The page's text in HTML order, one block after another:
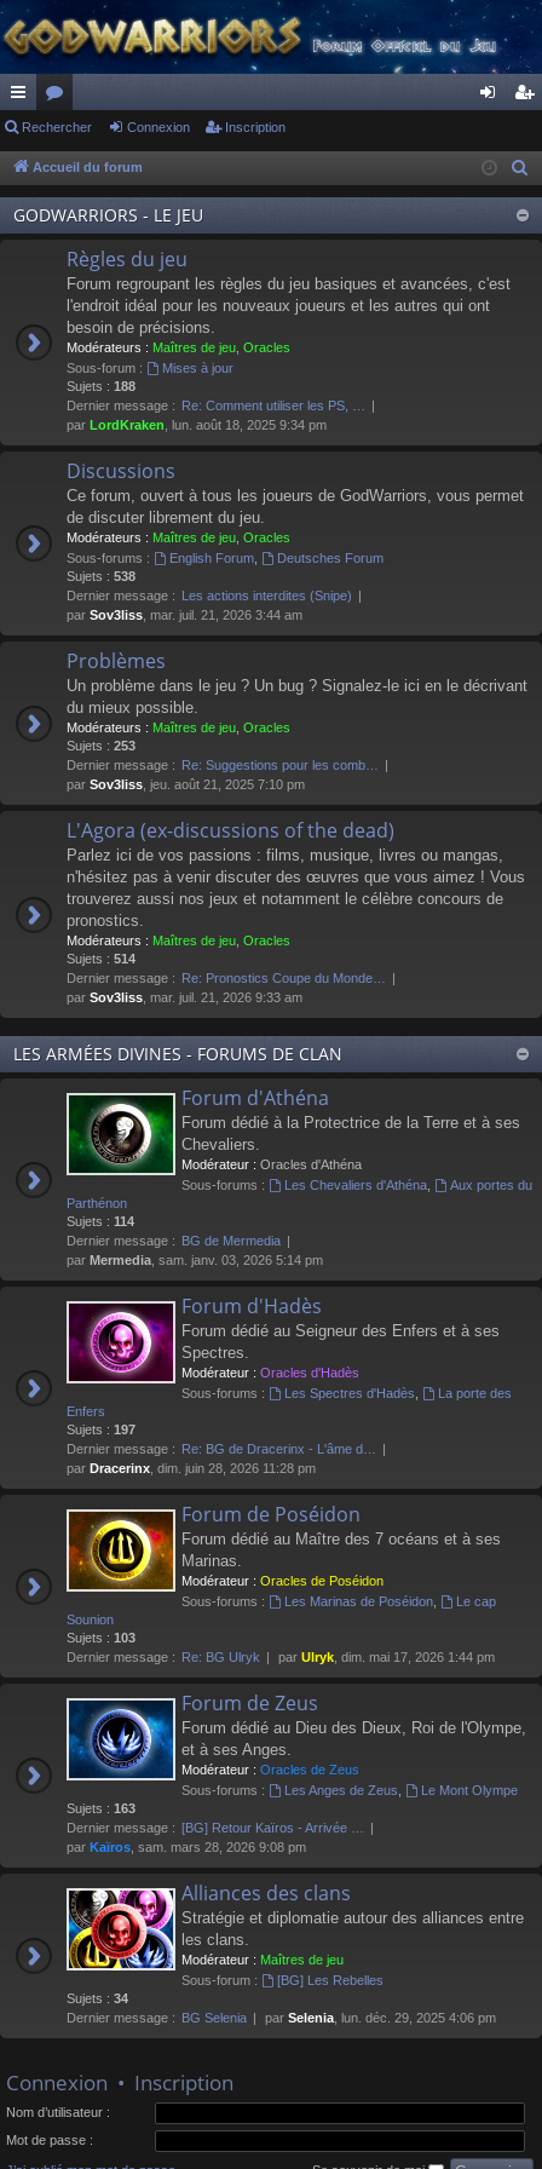
ac
co
ur
ci
or
u
m
s
ne
xi
on
cri
pti
on
Rechercher Connexion Inscription
Accueil du forum
GODWARRIORS - LE JEU
Règles du jeu
Forum regroupant les règles du jeu basiques et avancées, c'est
l'endroit idéal pour les nouveaux joueurs et les autres qui ont
besoin de précisions.
Modérateurs : Maîtres de jeu Oracles
Sous-forum :
Mises à jour
Sujets : 188
Dernier message : Re: Comment utiliser les PS, …
par LordKraken , lun. août 18, 2025 9:34 pm
Discussions
Ce forum, ouvert à tous les joueurs de GodWarriors, vous permet
de discuter librement du jeu.
Modérateurs : Maîtres de jeu Oracles
Sous-forums :
English Forum,
Deutsches Forum
Sujets : 538
Dernier message : Les actions interdites (Snipe)
par Sov3liss , mar. juil. 21, 2026 3:44 am
Problèmes
Un problème dans le jeu ? Un bug ? Signalez-le ici en le décrivant
du mieux possible.
Modérateurs : Maîtres de jeu Oracles
Sujets : 253
Dernier message : Re: Suggestions pour les comb…
par Sov3liss , jeu. août 21, 2025 7:10 pm
L'Agora (ex-discussions of the dead)
Parlez ici de vos passions : films, musique, livres ou mangas,
n'hésitez pas à venir discuter des œuvres que vous aimez ! Vous
trouverez aussi nos jeux et notamment le célèbre concours de
pronostics.
Modérateurs : Maîtres de jeu Oracles
Sujets : 514
Dernier message : Re: Pronostics Coupe du Monde…
par Sov3liss , mar. juil. 21, 2026 9:33 am
LES ARMÉES DIVINES - FORUMS DE CLAN
Forum d'Athéna
Forum dédié à la Protectrice de la Terre et à ses
Chevaliers.
Modérateur : Oracles d'Athéna
Sous-forums :
Les Chevaliers d'Athéna,
Aux portes du
Parthénon
Sujets : 114
Dernier message : BG de Mermedia
par Mermedia , sam. janv. 03, 2026 5:14 pm
Forum d'Hadès
Forum dédié au Seigneur des Enfers et à ses
Spectres.
Modérateur : Oracles d'Hadès
Sous-forums :
Les Spectres d'Hadès
La porte des
Enfers
Sujets : 197
Dernier message : Re: BG de Dracerinx - L'âme d…
par Dracerinx , dim. juin 28, 2026 11:28 pm
Forum de Poséidon
Forum dédié au Maître des 7 océans et à ses
Marinas.
Modérateur : Oracles de Poséidon
Sous-forums :
Les Marinas de Poséidon,
Le cap
Sounion
Sujets : 103
Dernier message : Re: BG Ulryk par Ulryk , dim. mai 17, 2026 1:44 pm
Forum de Zeus
Forum dédié au Dieu des Dieux, Roi de l'Olympe,
et à ses Anges.
Modérateur : Oracles de Zeus
Sous-forums :
Les Anges de Zeus
Le Mont Olympe
Sujets : 163
Dernier message : [BG] Retour Kaïros - Arrivée …
par Kaïros , sam. mars 28, 2026 9:08 pm
Alliances des clans
Stratégie et diplomatie autour des alliances entre
les clans.
Modérateur : Maîtres de jeu
Sous-forum :
[BG] Les Rebelles
Sujets : 34
Dernier message : BG Selenia par Selenia , lun. déc. 29, 2025 4:06 pm
Connexion • Inscription
Nom d’utilisateur :
Mot de passe :